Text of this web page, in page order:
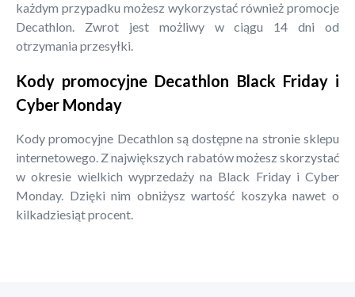
każdym przypadku możesz wykorzystać również promocje
Decathlon. Zwrot jest możliwy w ciągu 14 dni od
otrzymania przesyłki.
Kody promocyjne Decathlon Black Friday i
Cyber Monday
Kody promocyjne Decathlon są dostępne na stronie sklepu
internetowego. Z największych rabatów możesz skorzystać
w okresie wielkich wyprzedaży na Black Friday i Cyber
Monday. Dzięki nim obniżysz wartość koszyka nawet o
kilkadziesiąt procent.